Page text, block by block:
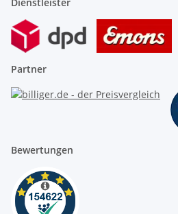
Partner
Bewertungen